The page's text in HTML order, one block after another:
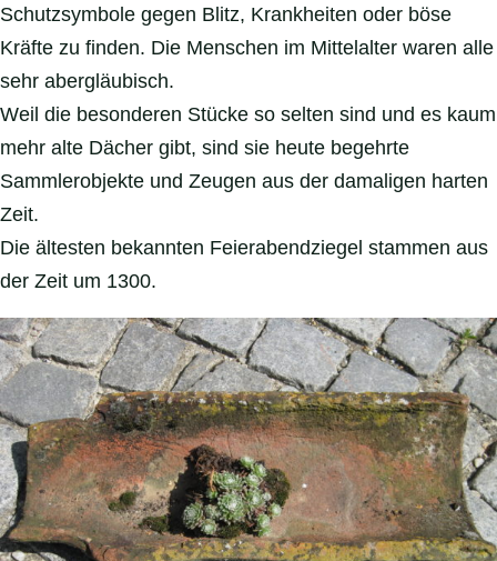
Schutzsymbole gegen Blitz, Krankheiten oder böse
Kräfte zu finden. Die Menschen im Mittelalter waren alle
sehr abergläubisch.
Weil die besonderen Stücke so selten sind und es kaum
mehr alte Dächer gibt, sind sie heute begehrte
Sammlerobjekte und Zeugen aus der damaligen harten
Zeit.
Die ältesten bekannten Feierabendziegel stammen aus
der Zeit um 1300.